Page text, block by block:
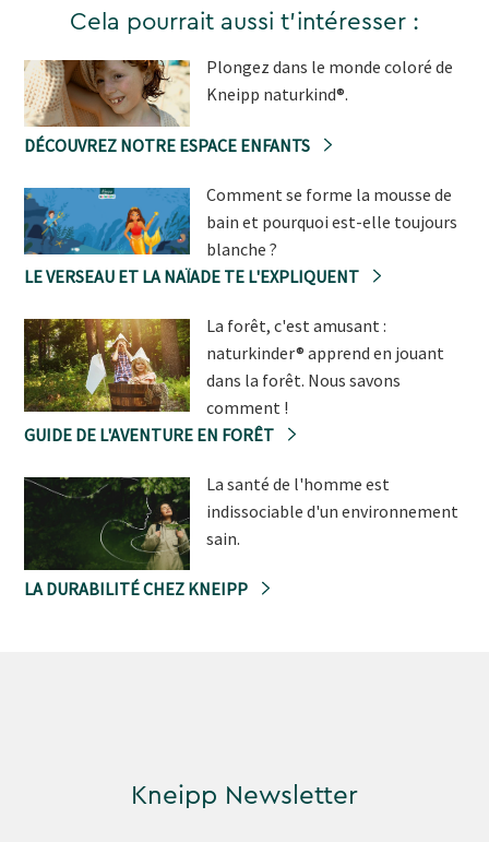
Cela pourrait aussi t'intéresser :
Plongez dans le monde coloré de
Kneipp naturkind®.
DÉCOUVREZ NOTRE ESPACE ENFANTS
Comment se forme la mousse de
bain et pourquoi est-elle toujours
blanche ?
LE VERSEAU ET LA NAÏADE TE L'EXPLIQUENT
La forêt, c'est amusant :
naturkinder® apprend en jouant
dans la forêt. Nous savons
comment !
GUIDE DE L'AVENTURE EN FORÊT
La santé de l'homme est
indissociable d'un environnement
sain.
LA DURABILITÉ CHEZ KNEIPP
Kneipp Newsletter